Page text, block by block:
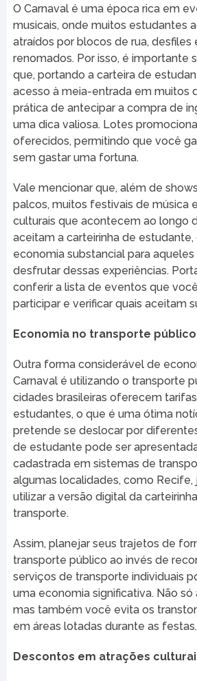
O Carnaval é uma época rica em
musicais, onde muitos estudantes
atraídos por blocos de rua, desfiles
renomados. Por isso, é importante
que, portando a carteira de
acesso à meia-entrada em muitos
prática de antecipar a compra de
uma dica valiosa. Lotes
oferecidos, permitindo que você
sem gastar uma fortuna.
Vale mencionar que, além de
palcos, muitos festivais de música
culturais que acontecem ao longo
aceitam a carteirinha de
economia substancial para
desfrutar dessas experiências.
conferir a lista de eventos que
participar e verificar quais aceitam
Economia no transporte público
Outra forma considerável de
Carnaval é utilizando o transporte
cidades brasileiras oferecem
estudantes, o que é uma ótima
pretende se deslocar por
de estudante pode ser
cadastrada em sistemas de
algumas localidades, como Recife,
utilizar a versão digital da
transporte.
Assim, planejar seus trajetos de
transporte público ao invés de
serviços de transporte individuais
uma economia significativa. Não só
mas também você evita os
em áreas lotadas durante as festas.
Descontos em atrações